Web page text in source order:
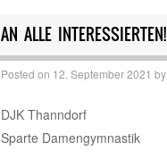
AN ALLE INTERESSIERTEN!
Posted on 12. September 2021 by
DJK Thanndorf
Sparte Damengymnastik